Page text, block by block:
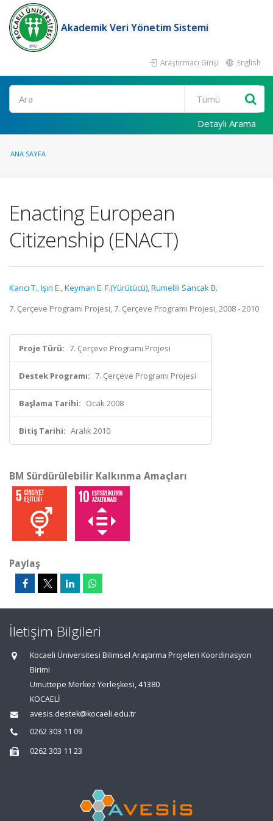
Akademik Veri Yönetim Sistemi
Araştırmacı Girişi English
Ara
Detaylı Arama
ANA SAYFA
Enacting European
Citizenship (ENACT)
Kancı T.,Işın E.,Keyman E. F.(Yürütücü),Rumelili Sancak B.
7. Çerçeve Programı Projesi, 7. Çerçeve Programı Projesi, 2008 - 2010
Proje Türü: 7. Çerçeve Programı Projesi
Destek Programı: 7. Çerçeve Programı Projesi
Başlama Tarihi: Ocak 2008
Bitiş Tarihi: Aralık 2010
BM Sürdürülebilir Kalkınma Amaçları
Paylaş
İletişim Bilgileri
Kocaeli Üniversitesi Bilimsel Araştırma Projeleri Koordinasyon
Birimi
Umuttepe Merkez Yerleşkesi, 41380
KOCAELİ
avesis.destek@kocaeli.edu.tr
0262 303 11 09
0262 303 11 23